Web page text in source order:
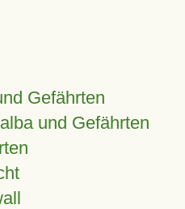
Gefährten
und Gefährten